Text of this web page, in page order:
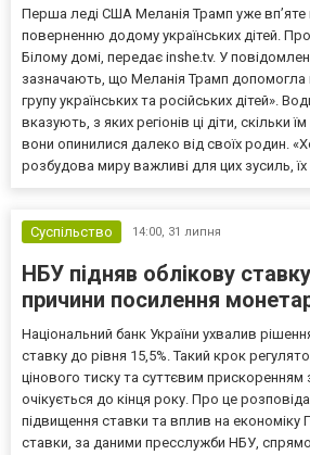
Перша леді США Меланія Трамп уже впʼяте
поверненню додому українських дітей.
Білому домі, передає inshe.tv. У
зазначають, що Меланія Трамп допомогла
групу українських та російських дітей».
вказують, з яких регіонів ці діти, скільки
вони опинилися далеко від своїх родин.
розбудова миру важливі для цих зусиль,
Суспільство 14:00, 31 липня
НБУ підняв облікову
причини посилення
Національний банк України ухвалив
ставку до рівня 15,5%. Такий крок
цінового тиску та суттєвим прискоренням
очікується до кінця року. Про це
підвищення ставки та вплив на економіку
ставки, за даними пресслужби НБУ,